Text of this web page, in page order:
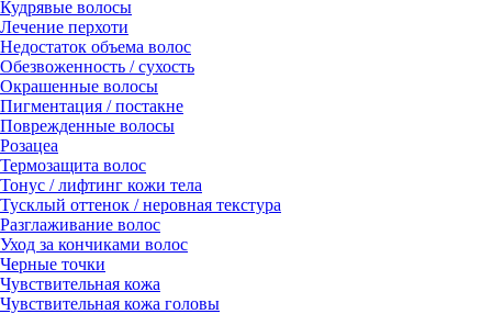
Кудрявые волосы
Лечение перхоти
Недостаток объема волос
Обезвоженность / сухость
Окрашенные волосы
Пигментация / постакне
Поврежденные волосы
Розацеа
Термозащита волос
Тонус / лифтинг кожи тела
Тусклый оттенок / неровная текстура
Разглаживание волос
Уход за кончиками волос
Черные точки
Чувствительная кожа
Чувствительная кожа головы